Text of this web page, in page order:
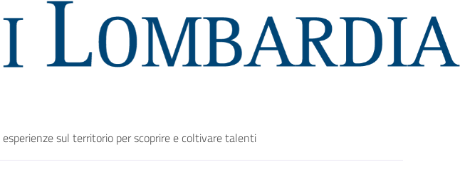
sul territorio per scoprire e coltivare talenti